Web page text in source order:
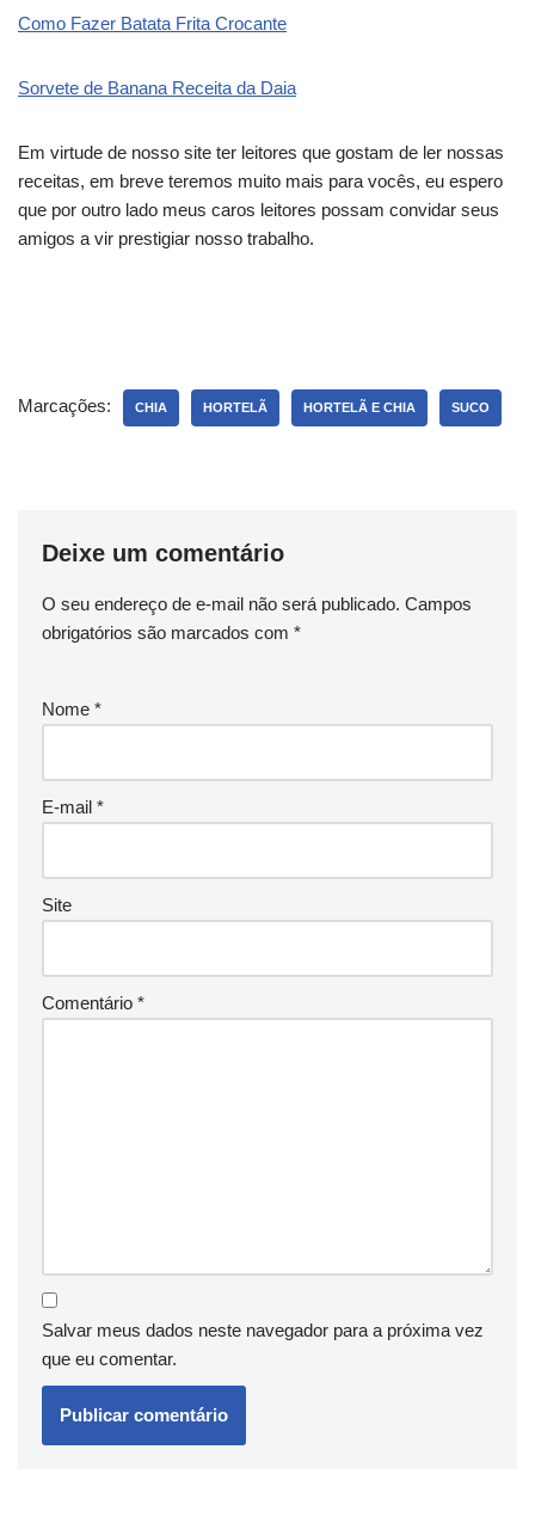
Como Fazer Batata Frita Crocante
Sorvete de Banana Receita da Daia
Em virtude de nosso site ter leitores que gostam de ler nossas
receitas, em breve teremos muito mais para vocês, eu espero
que por outro lado meus caros leitores possam convidar seus
amigos a vir prestigiar nosso trabalho.
Marcações: CHIA HORTELÃ HORTELÃ E CHIA SUCO
Deixe um comentário
O seu endereço de e-mail não será publicado. Campos
obrigatórios são marcados com *
Nome *
E-mail *
Site
Comentário *
Salvar meus dados neste navegador para a próxima vez
que eu comentar.